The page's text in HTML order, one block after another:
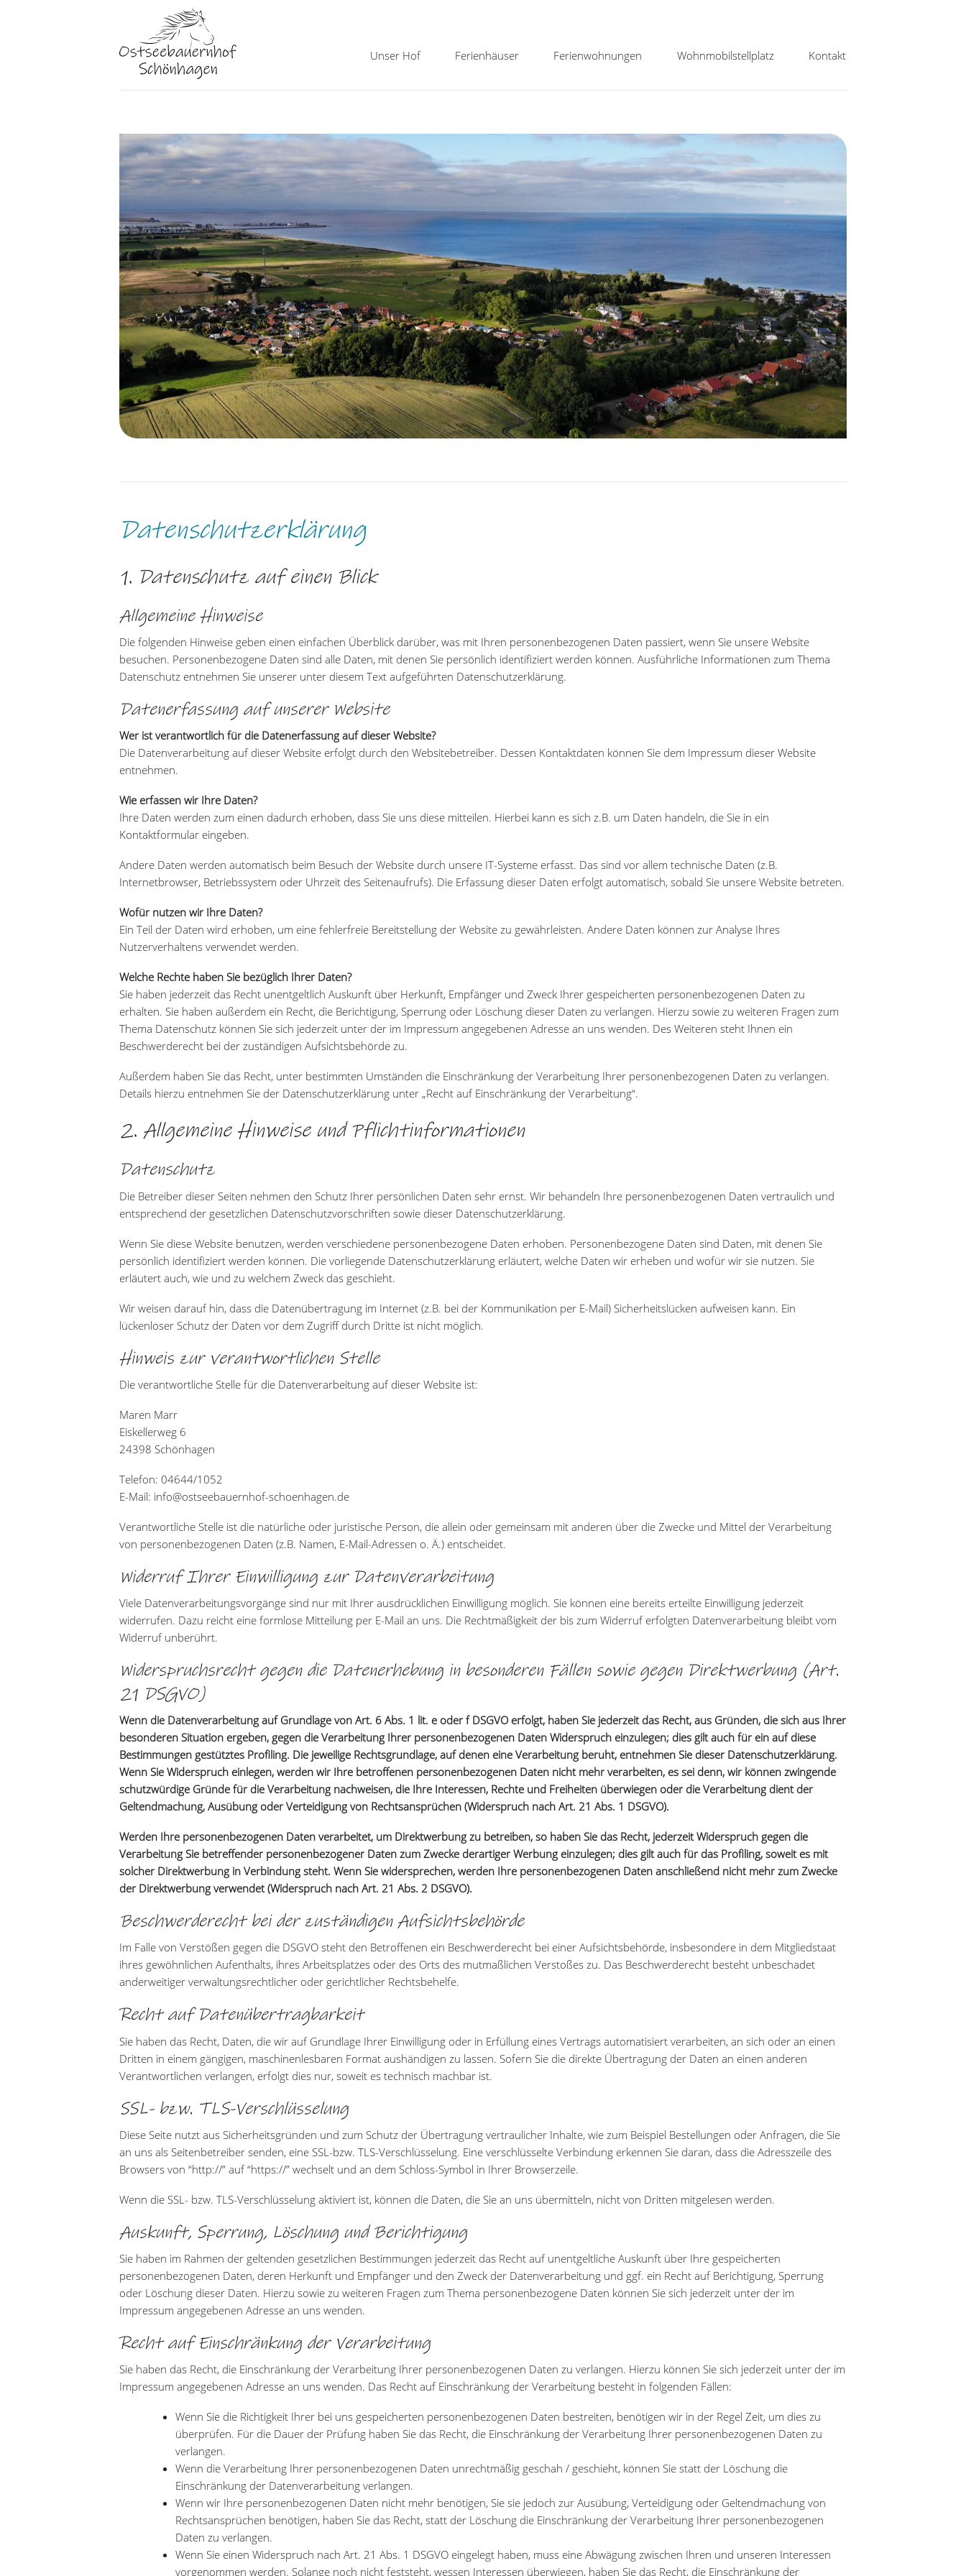
NavigationUnser Hof Ferienhäuser Ferienwohnungen Wohnmobilstellplatz Kontakt
Datenschutzerklärung
1. Datenschutz auf einen Blick
Allgemeine Hinweise
Die folgenden Hinweise geben einen einfachen Überblick darüber, was mit Ihren personenbezogenen Daten passiert, wenn Sie unsere Website
besuchen. Personenbezogene Daten sind alle Daten, mit denen Sie persönlich identifiziert werden können. Ausführliche Informationen zum Thema
Datenschutz entnehmen Sie unserer unter diesem Text aufgeführten Datenschutzerklärung.
Datenerfassung auf unserer Website
Wer ist verantwortlich für die Datenerfassung auf dieser Website?
Die Datenverarbeitung auf dieser Website erfolgt durch den Websitebetreiber. Dessen Kontaktdaten können Sie dem Impressum dieser Website
entnehmen.
Wie erfassen wir Ihre Daten?
Ihre Daten werden zum einen dadurch erhoben, dass Sie uns diese mitteilen. Hierbei kann es sich z.B. um Daten handeln, die Sie in ein
Kontaktformular eingeben.
Andere Daten werden automatisch beim Besuch der Website durch unsere IT-Systeme erfasst. Das sind vor allem technische Daten (z.B.
Internetbrowser, Betriebssystem oder Uhrzeit des Seitenaufrufs). Die Erfassung dieser Daten erfolgt automatisch, sobald Sie unsere Website betreten.
Wofür nutzen wir Ihre Daten?
Ein Teil der Daten wird erhoben, um eine fehlerfreie Bereitstellung der Website zu gewährleisten. Andere Daten können zur Analyse Ihres
Nutzerverhaltens verwendet werden.
Welche Rechte haben Sie bezüglich Ihrer Daten?
Sie haben jederzeit das Recht unentgeltlich Auskunft über Herkunft, Empfänger und Zweck Ihrer gespeicherten personenbezogenen Daten zu
erhalten. Sie haben außerdem ein Recht, die Berichtigung, Sperrung oder Löschung dieser Daten zu verlangen. Hierzu sowie zu weiteren Fragen zum
Thema Datenschutz können Sie sich jederzeit unter der im Impressum angegebenen Adresse an uns wenden. Des Weiteren steht Ihnen ein
Beschwerderecht bei der zuständigen Aufsichtsbehörde zu.
Außerdem haben Sie das Recht, unter bestimmten Umständen die Einschränkung der Verarbeitung Ihrer personenbezogenen Daten zu verlangen.
Details hierzu entnehmen Sie der Datenschutzerklärung unter „Recht auf Einschränkung der Verarbeitung“.
2. Allgemeine Hinweise und Pflichtinformationen
Datenschutz
Die Betreiber dieser Seiten nehmen den Schutz Ihrer persönlichen Daten sehr ernst. Wir behandeln Ihre personenbezogenen Daten vertraulich und
entsprechend der gesetzlichen Datenschutzvorschriften sowie dieser Datenschutzerklärung.
Wenn Sie diese Website benutzen, werden verschiedene personenbezogene Daten erhoben. Personenbezogene Daten sind Daten, mit denen Sie
persönlich identifiziert werden können. Die vorliegende Datenschutzerklärung erläutert, welche Daten wir erheben und wofür wir sie nutzen. Sie
erläutert auch, wie und zu welchem Zweck das geschieht.
Wir weisen darauf hin, dass die Datenübertragung im Internet (z.B. bei der Kommunikation per E-Mail) Sicherheitslücken aufweisen kann. Ein
lückenloser Schutz der Daten vor dem Zugriff durch Dritte ist nicht möglich.
Hinweis zur verantwortlichen Stelle
Die verantwortliche Stelle für die Datenverarbeitung auf dieser Website ist:
Maren Marr
Eiskellerweg 6
24398 Schönhagen
Telefon: 04644/1052
E-Mail: info@ostseebauernhof-schoenhagen.de
Verantwortliche Stelle ist die natürliche oder juristische Person, die allein oder gemeinsam mit anderen über die Zwecke und Mittel der Verarbeitung
von personenbezogenen Daten (z.B. Namen, E-Mail-Adressen o. Ä.) entscheidet.
Widerruf Ihrer Einwilligung zur Datenverarbeitung
Viele Datenverarbeitungsvorgänge sind nur mit Ihrer ausdrücklichen Einwilligung möglich. Sie können eine bereits erteilte Einwilligung jederzeit
widerrufen. Dazu reicht eine formlose Mitteilung per E-Mail an uns. Die Rechtmäßigkeit der bis zum Widerruf erfolgten Datenverarbeitung bleibt vom
Widerruf unberührt.
Widerspruchsrecht gegen die Datenerhebung in besonderen Fällen sowie gegen Direktwerbung (Art.
21 DSGVO)
Wenn die Datenverarbeitung auf Grundlage von Art. 6 Abs. 1 lit. e oder f DSGVO erfolgt, haben Sie jederzeit das Recht, aus Gründen, die sich aus Ihrer
besonderen Situation ergeben, gegen die Verarbeitung Ihrer personenbezogenen Daten Widerspruch einzulegen; dies gilt auch für ein auf diese
Bestimmungen gestütztes Profiling. Die jeweilige Rechtsgrundlage, auf denen eine Verarbeitung beruht, entnehmen Sie dieser Datenschutzerklärung.
Wenn Sie Widerspruch einlegen, werden wir Ihre betroffenen personenbezogenen Daten nicht mehr verarbeiten, es sei denn, wir können zwingende
schutzwürdige Gründe für die Verarbeitung nachweisen, die Ihre Interessen, Rechte und Freiheiten überwiegen oder die Verarbeitung dient der
Geltendmachung, Ausübung oder Verteidigung von Rechtsansprüchen (Widerspruch nach Art. 21 Abs. 1 DSGVO).
Werden Ihre personenbezogenen Daten verarbeitet, um Direktwerbung zu betreiben, so haben Sie das Recht, jederzeit Widerspruch gegen die
Verarbeitung Sie betreffender personenbezogener Daten zum Zwecke derartiger Werbung einzulegen; dies gilt auch für das Profiling, soweit es mit
solcher Direktwerbung in Verbindung steht. Wenn Sie widersprechen, werden Ihre personenbezogenen Daten anschließend nicht mehr zum Zwecke
der Direktwerbung verwendet (Widerspruch nach Art. 21 Abs. 2 DSGVO).
Beschwerderecht bei der zuständigen Aufsichtsbehörde
Im Falle von Verstößen gegen die DSGVO steht den Betroffenen ein Beschwerderecht bei einer Aufsichtsbehörde, insbesondere in dem Mitgliedstaat
ihres gewöhnlichen Aufenthalts, ihres Arbeitsplatzes oder des Orts des mutmaßlichen Verstoßes zu. Das Beschwerderecht besteht unbeschadet
anderweitiger verwaltungsrechtlicher oder gerichtlicher Rechtsbehelfe.
Recht auf Datenübertragbarkeit
Sie haben das Recht, Daten, die wir auf Grundlage Ihrer Einwilligung oder in Erfüllung eines Vertrags automatisiert verarbeiten, an sich oder an einen
Dritten in einem gängigen, maschinenlesbaren Format aushändigen zu lassen. Sofern Sie die direkte Übertragung der Daten an einen anderen
Verantwortlichen verlangen, erfolgt dies nur, soweit es technisch machbar ist.
SSL- bzw. TLS-Verschlüsselung
Diese Seite nutzt aus Sicherheitsgründen und zum Schutz der Übertragung vertraulicher Inhalte, wie zum Beispiel Bestellungen oder Anfragen, die Sie
an uns als Seitenbetreiber senden, eine SSL-bzw. TLS-Verschlüsselung. Eine verschlüsselte Verbindung erkennen Sie daran, dass die Adresszeile des
Browsers von “http://” auf “https://” wechselt und an dem Schloss-Symbol in Ihrer Browserzeile.
Wenn die SSL- bzw. TLS-Verschlüsselung aktiviert ist, können die Daten, die Sie an uns übermitteln, nicht von Dritten mitgelesen werden.
Auskunft, Sperrung, Löschung und Berichtigung
Sie haben im Rahmen der geltenden gesetzlichen Bestimmungen jederzeit das Recht auf unentgeltliche Auskunft über Ihre gespeicherten
personenbezogenen Daten, deren Herkunft und Empfänger und den Zweck der Datenverarbeitung und ggf. ein Recht auf Berichtigung, Sperrung
oder Löschung dieser Daten. Hierzu sowie zu weiteren Fragen zum Thema personenbezogene Daten können Sie sich jederzeit unter der im
Impressum angegebenen Adresse an uns wenden.
Recht auf Einschränkung der Verarbeitung
Sie haben das Recht, die Einschränkung der Verarbeitung Ihrer personenbezogenen Daten zu verlangen. Hierzu können Sie sich jederzeit unter der im
Impressum angegebenen Adresse an uns wenden. Das Recht auf Einschränkung der Verarbeitung besteht in folgenden Fällen:
Wenn Sie die Richtigkeit Ihrer bei uns gespeicherten personenbezogenen Daten bestreiten, benötigen wir in der Regel Zeit, um dies zu
überprüfen. Für die Dauer der Prüfung haben Sie das Recht, die Einschränkung der Verarbeitung Ihrer personenbezogenen Daten zu
verlangen.
Wenn die Verarbeitung Ihrer personenbezogenen Daten unrechtmäßig geschah / geschieht, können Sie statt der Löschung die
Einschränkung der Datenverarbeitung verlangen.
Wenn wir Ihre personenbezogenen Daten nicht mehr benötigen, Sie sie jedoch zur Ausübung, Verteidigung oder Geltendmachung von
Rechtsansprüchen benötigen, haben Sie das Recht, statt der Löschung die Einschränkung der Verarbeitung Ihrer personenbezogenen
Daten zu verlangen.
Wenn Sie einen Widerspruch nach Art. 21 Abs. 1 DSGVO eingelegt haben, muss eine Abwägung zwischen Ihren und unseren Interessen
vorgenommen werden. Solange noch nicht feststeht, wessen Interessen überwiegen, haben Sie das Recht, die Einschränkung der